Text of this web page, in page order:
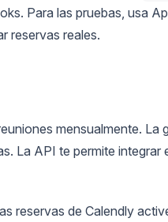
Para las pruebas, usa
reservas reales.
mensualmente.
La API te permite
reservas de Calendly